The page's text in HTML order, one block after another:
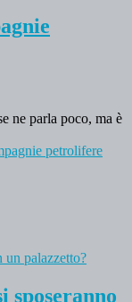
ne parla poco, ma è
petrolifere
sposeranno